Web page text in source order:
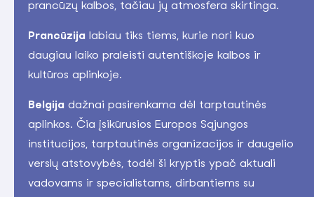
prancūzų kalbos, tačiau jų atmosfera skirtinga.
Prancūzija labiau tiks tiems, kurie nori kuo
daugiau laiko praleisti autentiškoje kalbos ir
kultūros aplinkoje.
Belgija dažnai pasirenkama dėl tarptautinės
aplinkos. Čia įsikūrusios Europos Sąjungos
institucijos, tarptautinės organizacijos ir daugelio
verslų atstovybės, todėl ši kryptis ypač aktuali
vadovams ir specialistams, dirbantiems su